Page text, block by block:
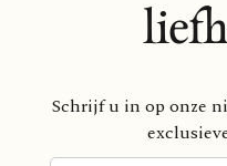
Schrijf u in op onze